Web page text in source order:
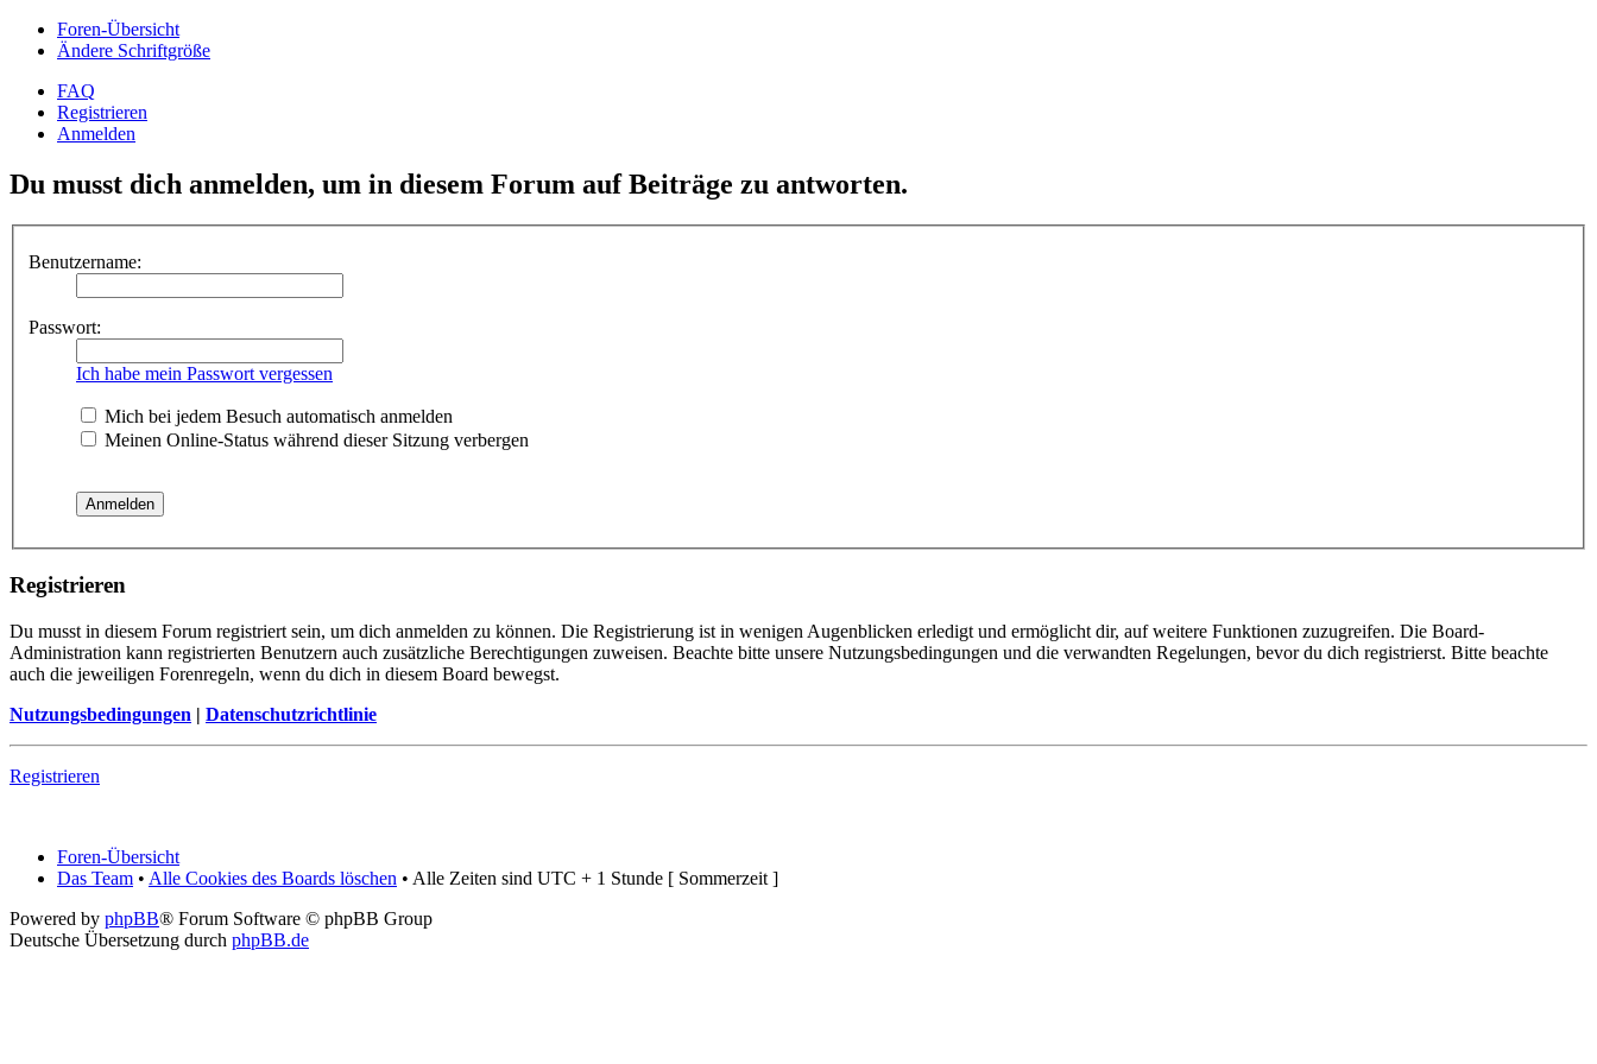
Foren-Übersicht
Ändere Schriftgröße
FAQ
Registrieren
Anmelden
Du musst dich anmelden, um in diesem Forum auf Beiträge zu antworten.
Benutzername:
Passwort:
Ich habe mein Passwort vergessen
Mich bei jedem Besuch automatisch anmelden
Meinen Online-Status während dieser Sitzung verbergen
Registrieren
Du musst in diesem Forum registriert sein, um dich anmelden zu können. Die Registrierung ist in wenigen Augenblicken erledigt und ermöglicht dir, auf weitere Funktionen zuzugreifen. Die Board-
Administration kann registrierten Benutzern auch zusätzliche Berechtigungen zuweisen. Beachte bitte unsere Nutzungsbedingungen und die verwandten Regelungen, bevor du dich registrierst. Bitte beachte
auch die jeweiligen Forenregeln, wenn du dich in diesem Board bewegst.
Nutzungsbedingungen | Datenschutzrichtlinie
Registrieren
Foren-Übersicht
Das Team • Alle Cookies des Boards löschen • Alle Zeiten sind UTC + 1 Stunde [ Sommerzeit ]
Powered by phpBB® Forum Software © phpBB Group
Deutsche Übersetzung durch phpBB.de